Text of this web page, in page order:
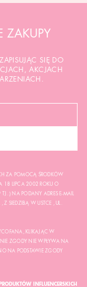
ZAKUPY
SIĘ DO
AKCJACH
ZA POMOCĄ ŚRODKÓW
18 LIPCA 2002 ROKU O
NA PODANY ADRES E-MAIL
Z SIEDZIBĄ W USTCE , UL.
KLIKAJĄC W
ZGODY NIE WPŁYWA NA
NA PODSTAWIE ZGODY
INFLUENCERSKICH